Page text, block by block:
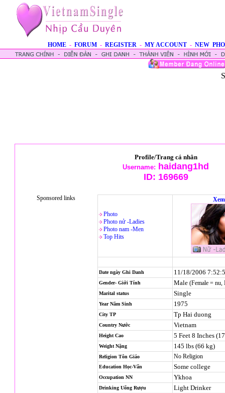
HOME - FORUM - REGISTER - MY ACCOUNT - NEW
Profile/Trang cá nhân
Username: haidang1hd
ID: 169669
Sponsored links
Photo
Photo nử -Ladies
Photo nam -Men
Top Hits
Date ngày Ghi Danh 11/18/2006
Gender- Giới Tính Male (Female = nu,
Marital status Single
Year Năm Sinh 1975
City TP Tp Hai duong
Country Nước Vietnam
Height Cao 5 Feet 8 Inches
Weight Nặng 145 lbs (66 kg)
Religion Tôn Giáo No Religion
Education Học-Vấn Some college
Occupation NN Ykhoa
Drinking Uống Rượu Light Drinker